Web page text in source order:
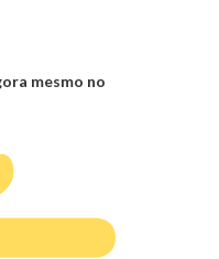
mesmo no